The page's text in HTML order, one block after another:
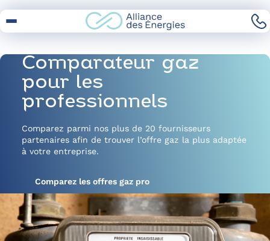
to
Comparateur gaz
pour les
professionnels
Comparez parmi nos plus de 20 fournisseurs
partenaires afin de trouver l’offre gaz la plus adaptée
à votre entreprise.
Comparez les offres gaz pro